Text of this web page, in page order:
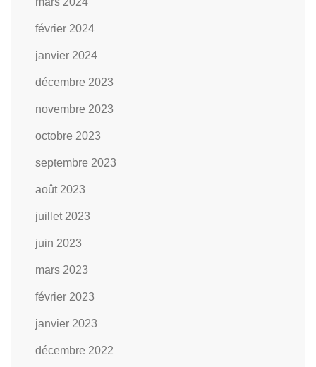
février 2024
janvier 2024
décembre 2023
novembre 2023
octobre 2023
septembre 2023
août 2023
juillet 2023
juin 2023
mars 2023
février 2023
janvier 2023
décembre 2022